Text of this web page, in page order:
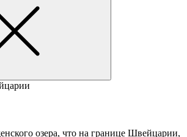
озера, что на границе Швейцарии,